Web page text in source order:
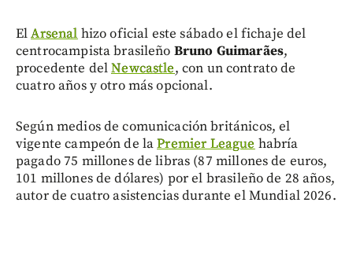
ElArsenal hizo oficial este sábado el fichaje del
centrocampista brasileño Bruno Guimarães,
procedente delNewcastle, con un contrato de
cuatro años y otro más opcional.
Según medios de comunicación británicos, el
vigente campeón de laPremier League habría
pagado 75 millones de libras (87 millones de euros,
101 millones de dólares) por el brasileño de 28 años,
autor de cuatro asistencias durante el Mundial 2026.